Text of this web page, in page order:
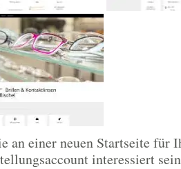
an einer neuen Startseite für
interessiert